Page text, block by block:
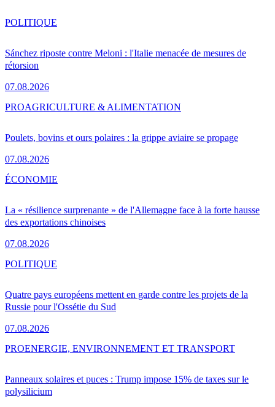
Sánchez riposte contre Meloni : l'Italie menacée de mesures de
rétorsion
07.08.2026
POLITIQUE
Poulets, bovins et ours polaires : la grippe aviaire se propage
07.08.2026
PROAGRICULTURE & ALIMENTATION
La « résilience surprenante » de l'Allemagne face à la forte hausse
des exportations chinoises
07.08.2026
ÉCONOMIE
Quatre pays européens mettent en garde contre les projets de la
Russie pour l'Ossétie du Sud
07.08.2026
POLITIQUE
Panneaux solaires et puces : Trump impose 15% de taxes sur le
polysilicium
PROENERGIE, ENVIRONNEMENT ET TRANSPORT